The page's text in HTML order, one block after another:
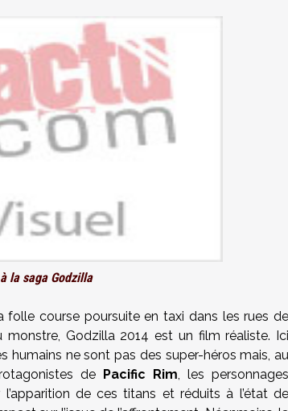
la saga Godzilla
course poursuite en taxi dans les rues de
Godzilla 2014 est un film réaliste. Ici
humains ne sont pas des super-héros mais, au
de Pacific Rim, les personnages
de ces titans et réduits à l’état de